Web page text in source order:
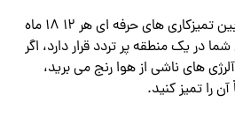
میانگین زمان توصیه شده بین تمیزکاری های حرفه ای هر 12 18 ماه
در یک منطقه پر تردد قرار دارد، اگر
های ناشی از هوا رنج می برید،
را تمیز کنید.